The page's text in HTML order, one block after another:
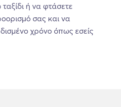
ή να φτάσετε
σας και να
χρόνο όπως εσείς